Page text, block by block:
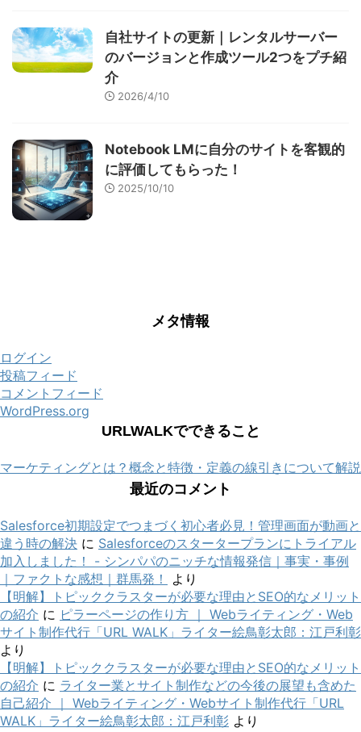
自社サイトの更新｜レンタルサーバー
のバージョンと作成ツール2つをプチ紹
介
2026/4/10
Notebook LMに自分のサイトを客観的
に評価してもらった！
2025/10/10
メタ情報
ログイン
投稿フィード
コメントフィード
WordPress.org
URLWALKでできること
マーケティングとは？概念と特徴・定義の線引きについて解説
最近のコメント
Salesforce初期設定でつまづく初心者必見！管理画面が動画と
違う時の解決 に Salesforceのスタータープランにトライアル
加入しました！ - シンパパのニッチな情報発信｜事実・事例
｜ファクトな感想｜群馬発！
より
【明解】トピッククラスターが必要な理由とSEO的なメリット
の紹介 に ピラーページの作り方 ｜ Webライティング・Web
サイト制作代行「URL WALK」ライター絵鳥彰太郎：江戸利彰
より
【明解】トピッククラスターが必要な理由とSEO的なメリット
の紹介 に ライター業とサイト制作などの今後の展望も含めた
自己紹介 ｜ Webライティング・Webサイト制作代行「URL
WALK」ライター絵鳥彰太郎：江戸利彰 より